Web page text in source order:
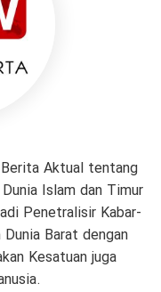
Aktual tentang
Islam dan Timur
Penetralisir Kabar-
Barat dengan
Kesatuan juga